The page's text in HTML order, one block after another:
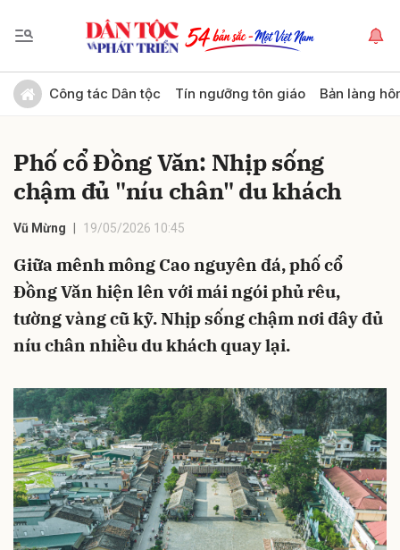
Công tác Dân tộc Tín ngưỡng tôn giáo Bản làng
Phố cổ Đồng Văn: Nhịp sống
chậm đủ "níu chân" du khách
Vũ Mừng 19/05/2026 10:45
Giữa mênh mông Cao nguyên đá, phố cổ
Đồng Văn hiện lên với mái ngói phủ rêu,
tường vàng cũ kỹ. Nhịp sống chậm nơi đây đủ
níu chân nhiều du khách quay lại.
Gửi bình luận
Hủy